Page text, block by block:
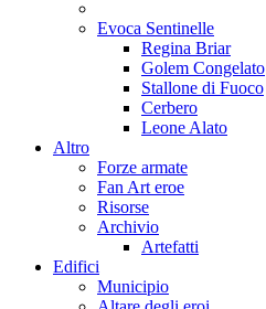
Evoca Sentinelle
Regina Briar
Golem Congelato
Stallone di Fuoco
Cerbero
Leone Alato
Altro
Forze armate
Fan Art eroe
Risorse
Archivio
Artefatti
Edifici
Municipio